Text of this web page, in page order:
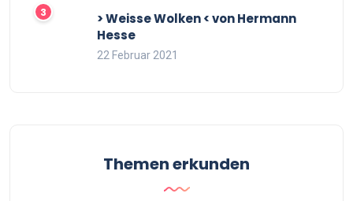
> Weisse Wolken < von Hermann
Hesse
22 Februar 2021
Themen erkunden